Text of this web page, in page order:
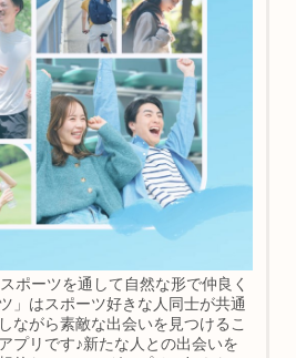
ポーツを通して自然な形で仲良く
」はスポーツ好きな人同士が共通
ながら素敵な出会いを見つけるこ
プリです♪新たな人との出会いを